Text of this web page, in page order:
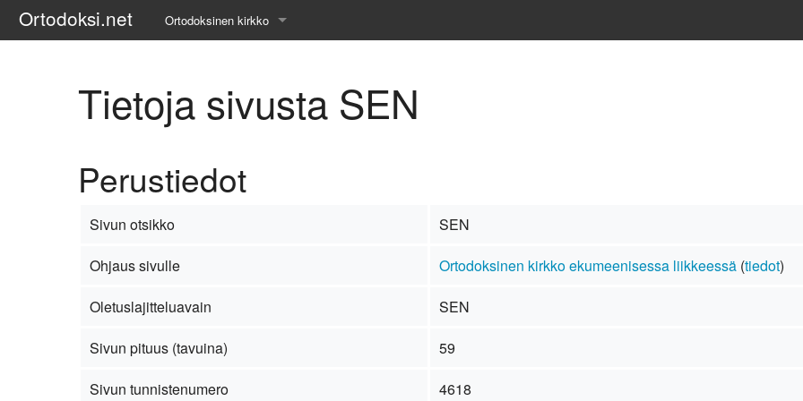
Ortodoksi.net Ortodoksinen kirkko
Liturgiset tekstit
Kirkkohistoria
Etiikka
Uskonoppi
Kirkkotaide
Pyhät ihmiset
Suomen kirkko
Tietoja sivusta SEN
Perustiedot
Sivun otsikko
SEN
Ohjaus sivulle
Ortodoksinen kirkko ekumeenisessa liikkeessä(tiedot)
Oletuslajitteluavain
SEN
Sivun pituus (tavuina)
59
Sivun tunnistenumero
4618